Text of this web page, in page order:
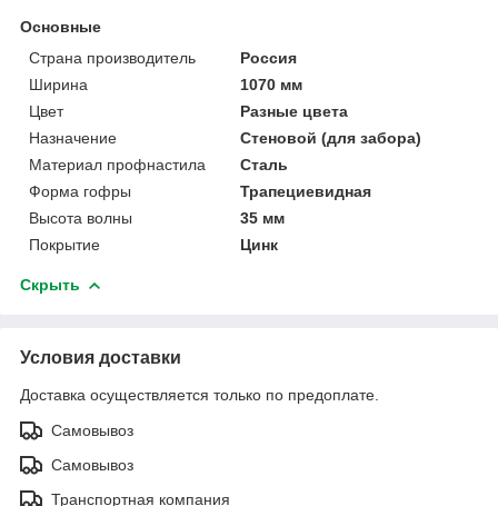
Основные
Страна производитель
Россия
Ширина
1070 мм
Цвет
Разные цвета
Назначение
Стеновой (для забора)
Материал профнастила
Сталь
Форма гофры
Трапециевидная
Высота волны
35 мм
Покрытие
Цинк
Скрыть
Условия доставки
Доставка осуществляется только по предоплате.
Самовывоз
Самовывоз
Транспортная компания